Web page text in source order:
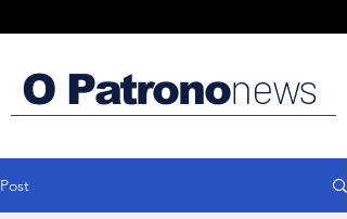
O Patrononews
Post